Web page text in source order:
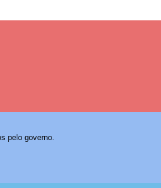
pelo governo.